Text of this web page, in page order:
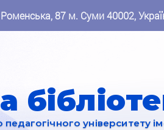
87 м. Суми 40002,
університету